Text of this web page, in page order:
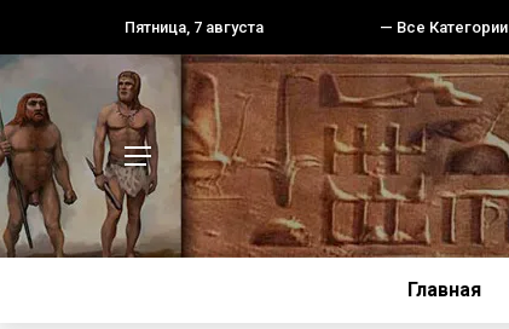
Пятница, 7 августа — Все Категории
Главная